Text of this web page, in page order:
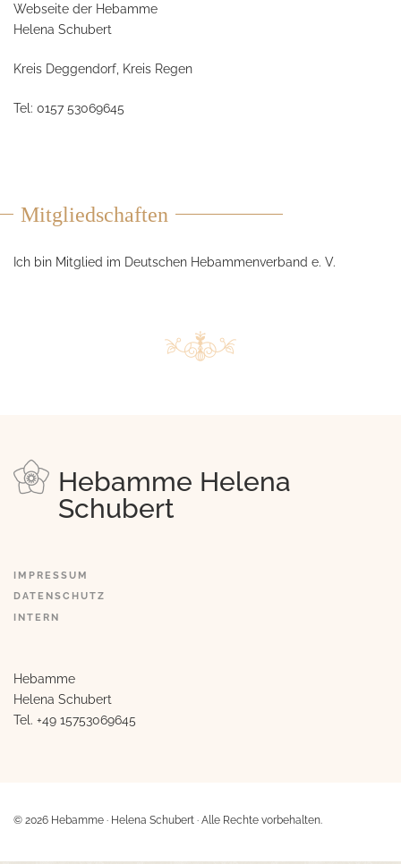
Webseite der Hebamme
Helena Schubert
Kreis Deggendorf, Kreis Regen
Tel: 0157 53069645
Mitgliedschaften
Ich bin Mitglied im Deutschen Hebammenverband e. V.
Hebamme Helena
Schubert
IMPRESSUM
DATENSCHUTZ
INTERN
Hebamme
Helena Schubert
Tel. +49 15753069645
© 2026 Hebamme · Helena Schubert · Alle Rechte vorbehalten.